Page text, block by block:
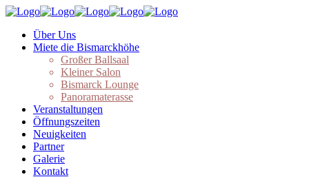
Über Uns
Miete die Bismarckhöhe
Großer Ballsaal
Kleiner Salon
Bismarck Lounge
Panoramaterasse
Veranstaltungen
Öffnungszeiten
Neuigkeiten
Partner
Galerie
Kontakt